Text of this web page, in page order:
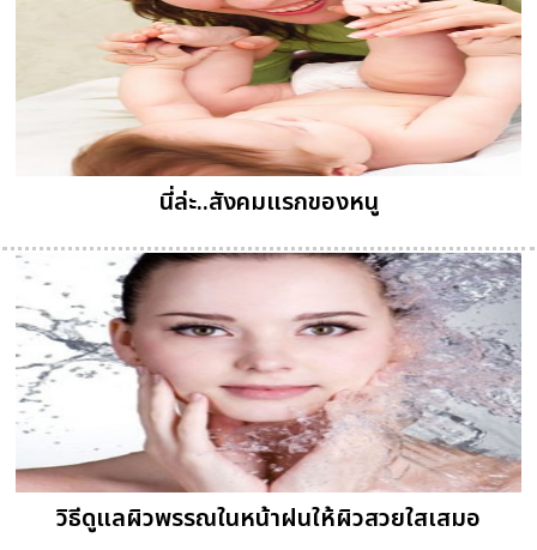
นี่ล่ะ..สังคมแรกของหนู
วิธีดูแลผิวพรรณในหน้าฝนให้ผิวสวยใสเสมอ